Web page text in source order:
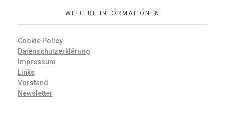
WEITERE INFORMATIONEN
Cookie Policy
Datenschutzerklärung
Impressum
Links
Vorstand
Newsletter